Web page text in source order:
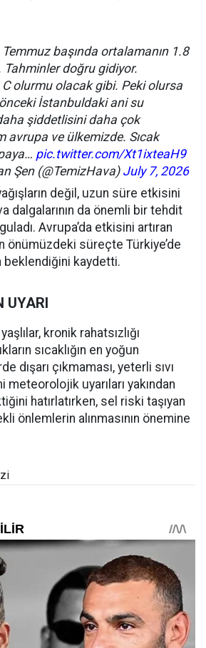
başında ortalamanın 1.8
Tahminler doğru gidiyor.
olurmu olacak gibi. Peki olursa
İstanbuldaki ani su
şiddetlisini daha çok
avrupa ve ülkemizde. Sıcak
pic.twitter.com/Xt1ixteaH9
Şen (@TemizHava) July 7, 2026
değil, uzun süre etkisini
dalgalarının da önemli bir tehdit
Avrupa’da etkisini artıran
önümüzdeki süreçte Türkiye’de
kaydetti.
UYARI
kronik rahatsızlığı
sıcaklığın en yoğun
dışarı çıkmaması, yeterli sıvı
uyarıları yakından
hatırlatırken, sel riski taşıyan
önlemlerin alınmasının önemine